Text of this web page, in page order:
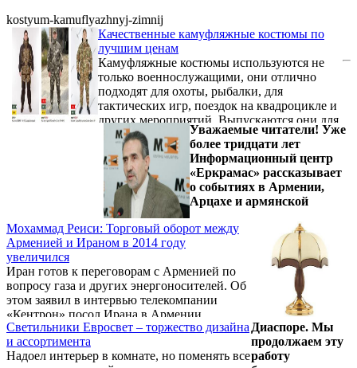
kostyum-kamuflyazhnyj-zimnij
Качественные камуфляжные костюмы по
лучшим ценам
Камуфляжные костюмы используются не
только военнослужащими, они отлично
подходят для охоты, рыбалки, для
тактических игр, поездок на квадроцикле и
других мероприятий. Выпускаются они для
разных сезонов, и покупателю, который
решил купить костюм камуфляжный
зимний лучшие предложения можно найти
на «КОСТЮМ-ГОРКА.РУ». Это сеть
магазинов камуфляжа, а также военной
одежды и экипировки в Москве и Санкт-
Петербурге. Линейка одежды, которую
предлагает интернет-магазин, широкая.
Разрабатывается она непосредственно ...
Мохаммад Реиси: Торговый оборот между
Арменией и Ираном в 2014 году
увеличился
Иран готов к переговорам с Арменией по
вопросу газа и других энергоносителей. Об
этом заявил в интервью телекомпании
«Кентрон» посол Ирана в Армении
Мохаммад Реиси. Обратившись к
двустороннему экономическому
сотрудничеству, дипломат отметил, что в
Светильники Евросвет – торжество дизайна
и ассортимента
Надоел интерьер в комнате, но поменять все
Уважаемые читатели! Уже
более тридцати лет
Информационный центр
«Еркрамас» рассказывает
о событиях в Армении,
Арцахе и армянской
Диаспоре. Мы
продолжаем эту
работу